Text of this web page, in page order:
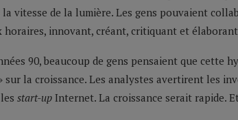
la vitesse de la lumière. Les gens pouvaient
horaires, innovant, créant, critiquant et
90, beaucoup de gens pensaient que
sur la croissance. Les analystes avertirent les
start-up Internet. La croissance serait rapide.